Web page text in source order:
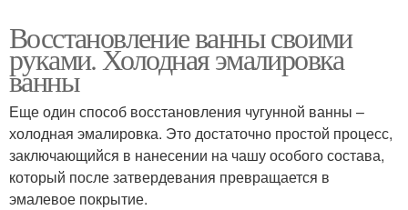
Восстановление ванны своими
руками. Холодная эмалировка
ванны
Еще один способ восстановления чугунной ванны –
холодная эмалировка. Это достаточно простой процесс,
заключающийся в нанесении на чашу особого состава,
который после затвердевания превращается в
эмалевое покрытие.